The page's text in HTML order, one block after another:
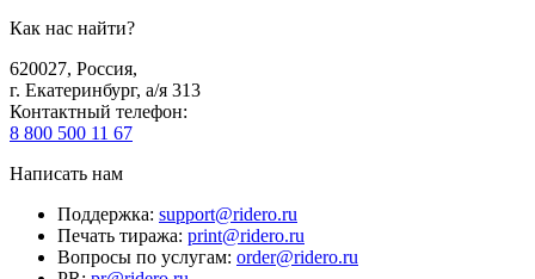
Как нас найти?
620027, Россия,
г. Екатеринбург, а/я 313
Контактный телефон:
8 800 500 11 67
Написать нам
Поддержка: support@ridero.ru
Печать тиража: print@ridero.ru
Вопросы по услугам: order@ridero.ru